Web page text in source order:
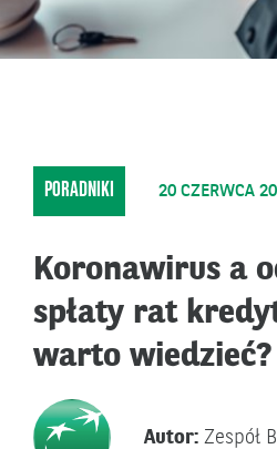
PORADNIKI 20 CZERWCA
Koronawirus a
spłaty rat
warto wiedzieć?
Autor: Zespół